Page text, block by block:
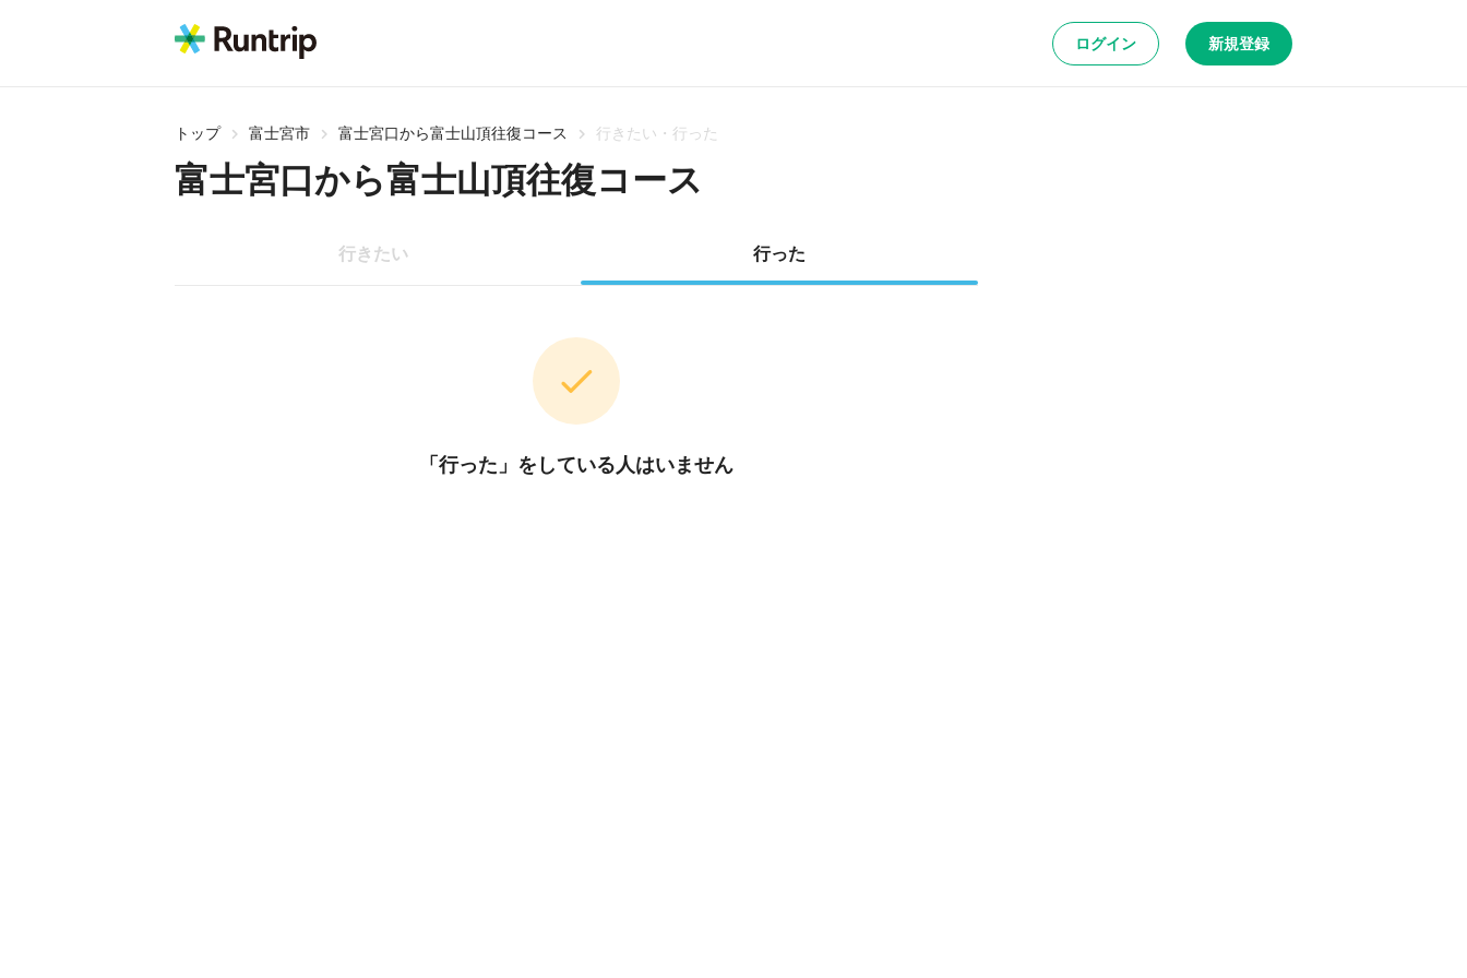
ログイン 新規登録
トップ 富士宮市 富士宮口から富士山頂往復コース 行きたい・行った
富士宮口から富士山頂往復コース
行きたい 行った
「行った」をしている人はいません